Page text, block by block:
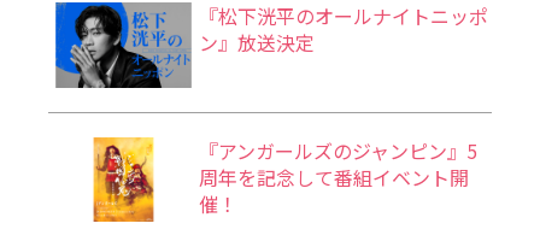
『松下洸平のオールナイトニッポ
ン』放送決定
『アンガールズのジャンピン』5
周年を記念して番組イベント開
催！